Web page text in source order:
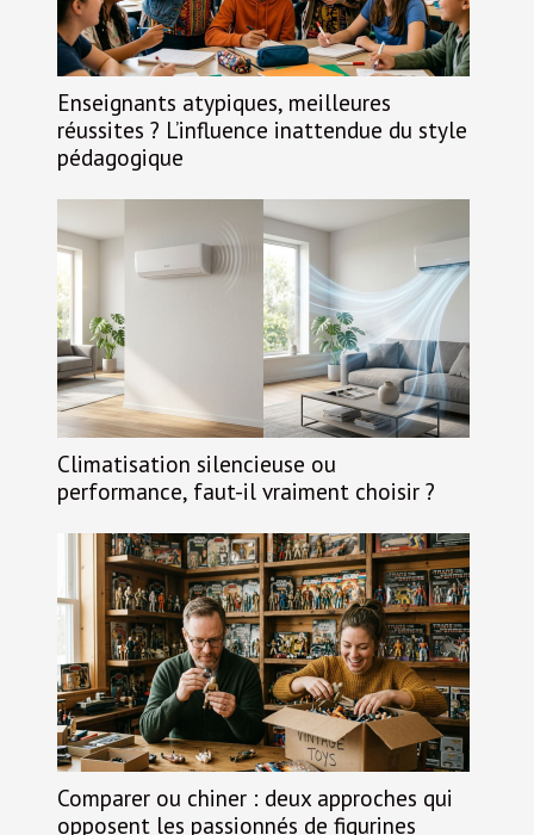
Enseignants atypiques, meilleures
réussites ? L’influence inattendue du style
pédagogique
Climatisation silencieuse ou
performance, faut-il vraiment choisir ?
Comparer ou chiner : deux approches qui
opposent les passionnés de figurines